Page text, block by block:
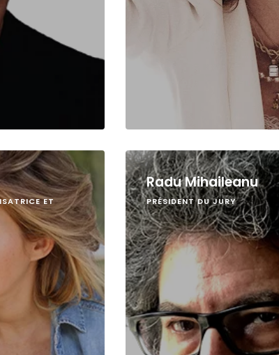
ET
Radu Mihaileanu
PRÉSIDENT DU JURY